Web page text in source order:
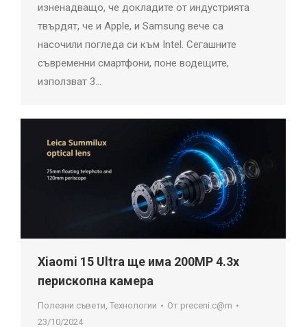
изненадващо, че докладите от индустрията
твърдят, че и Apple, и Samsung вече са
насочили погледа си към Intel. Сегашните
съвременни смартфони, поне водещите,
използват 3…
Xiaomi 15 Ultra ще има 200MP 4.3x
перископна камера
Полезни съвети, Технологии От preceni.c@m
23/10/2024